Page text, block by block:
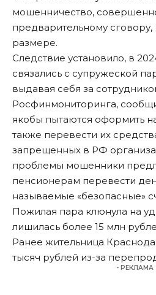
мошенничество,
предварительному
размере.
Следствие установило, в
связались с супружеской
выдавая себя за
Росфинмониторинга,
якобы пытаются оформить
также перевести их
запрещенных в РФ
проблемы мошенники
пенсионерам перевести
называемые «безопасные»
Пожилая пара клюнула на
лишилась более 15 млн
Ранее жительница
тысяч рублей из-за
- РЕКЛАМА